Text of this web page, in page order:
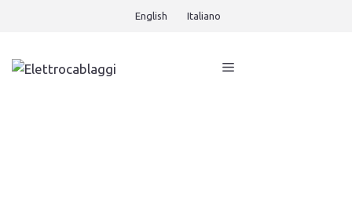
English Italiano